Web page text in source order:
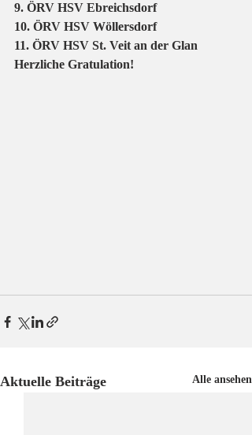
9. ÖRV HSV Ebreichsdorf
10. ÖRV HSV Wöllersdorf
11. ÖRV HSV St. Veit an der Glan
Herzliche Gratulation!
Aktuelle Beiträge Alle ansehen